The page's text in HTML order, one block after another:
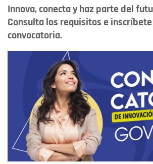
Innova, conecta y haz parte del
Consulta los requisitos e
convocatoria.